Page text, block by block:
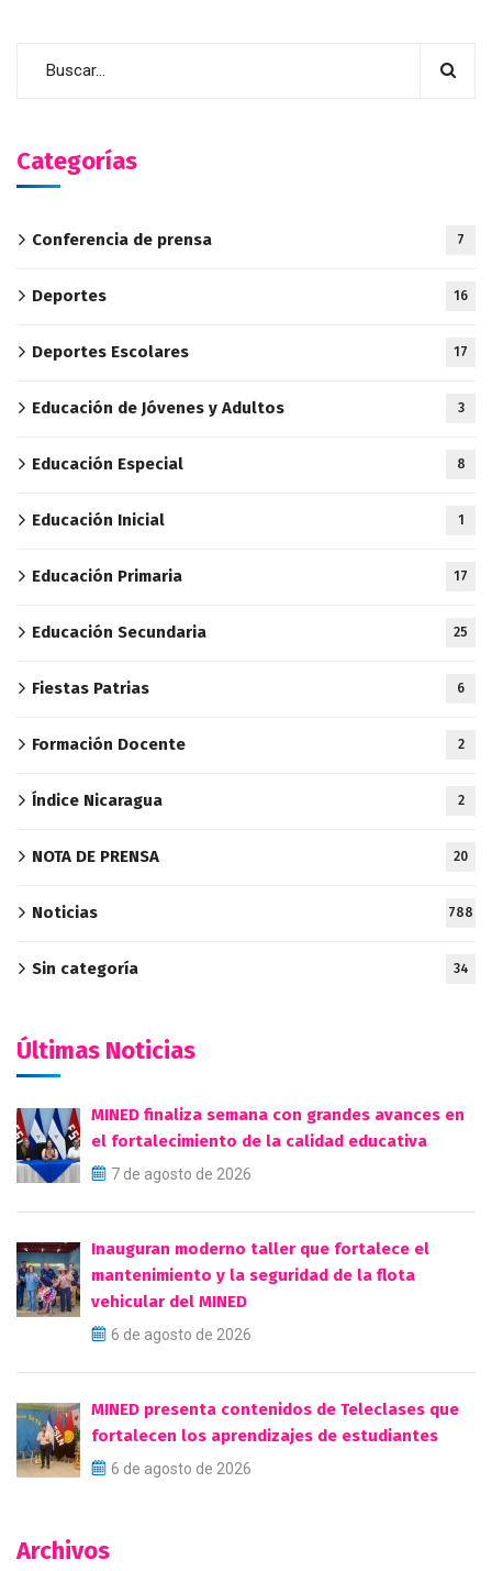
Categorías
Conferencia de prensa 7
Deportes 16
Deportes Escolares 17
Educación de Jóvenes y Adultos 3
Educación Especial 8
Educación Inicial 1
Educación Primaria 17
Educación Secundaria 25
Fiestas Patrias 6
Formación Docente 2
Índice Nicaragua 2
NOTA DE PRENSA 20
Noticias 788
Sin categoría 34
Últimas Noticias
MINED finaliza semana con grandes avances en
el fortalecimiento de la calidad educativa
7 de agosto de 2026
Inauguran moderno taller que fortalece el
mantenimiento y la seguridad de la flota
vehicular del MINED
6 de agosto de 2026
MINED presenta contenidos de Teleclases que
fortalecen los aprendizajes de estudiantes
6 de agosto de 2026
Archivos